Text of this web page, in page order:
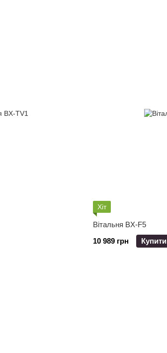
Хіт
Вітальня BX-F5
10 989 грн
Купити